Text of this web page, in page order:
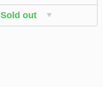
Sold out